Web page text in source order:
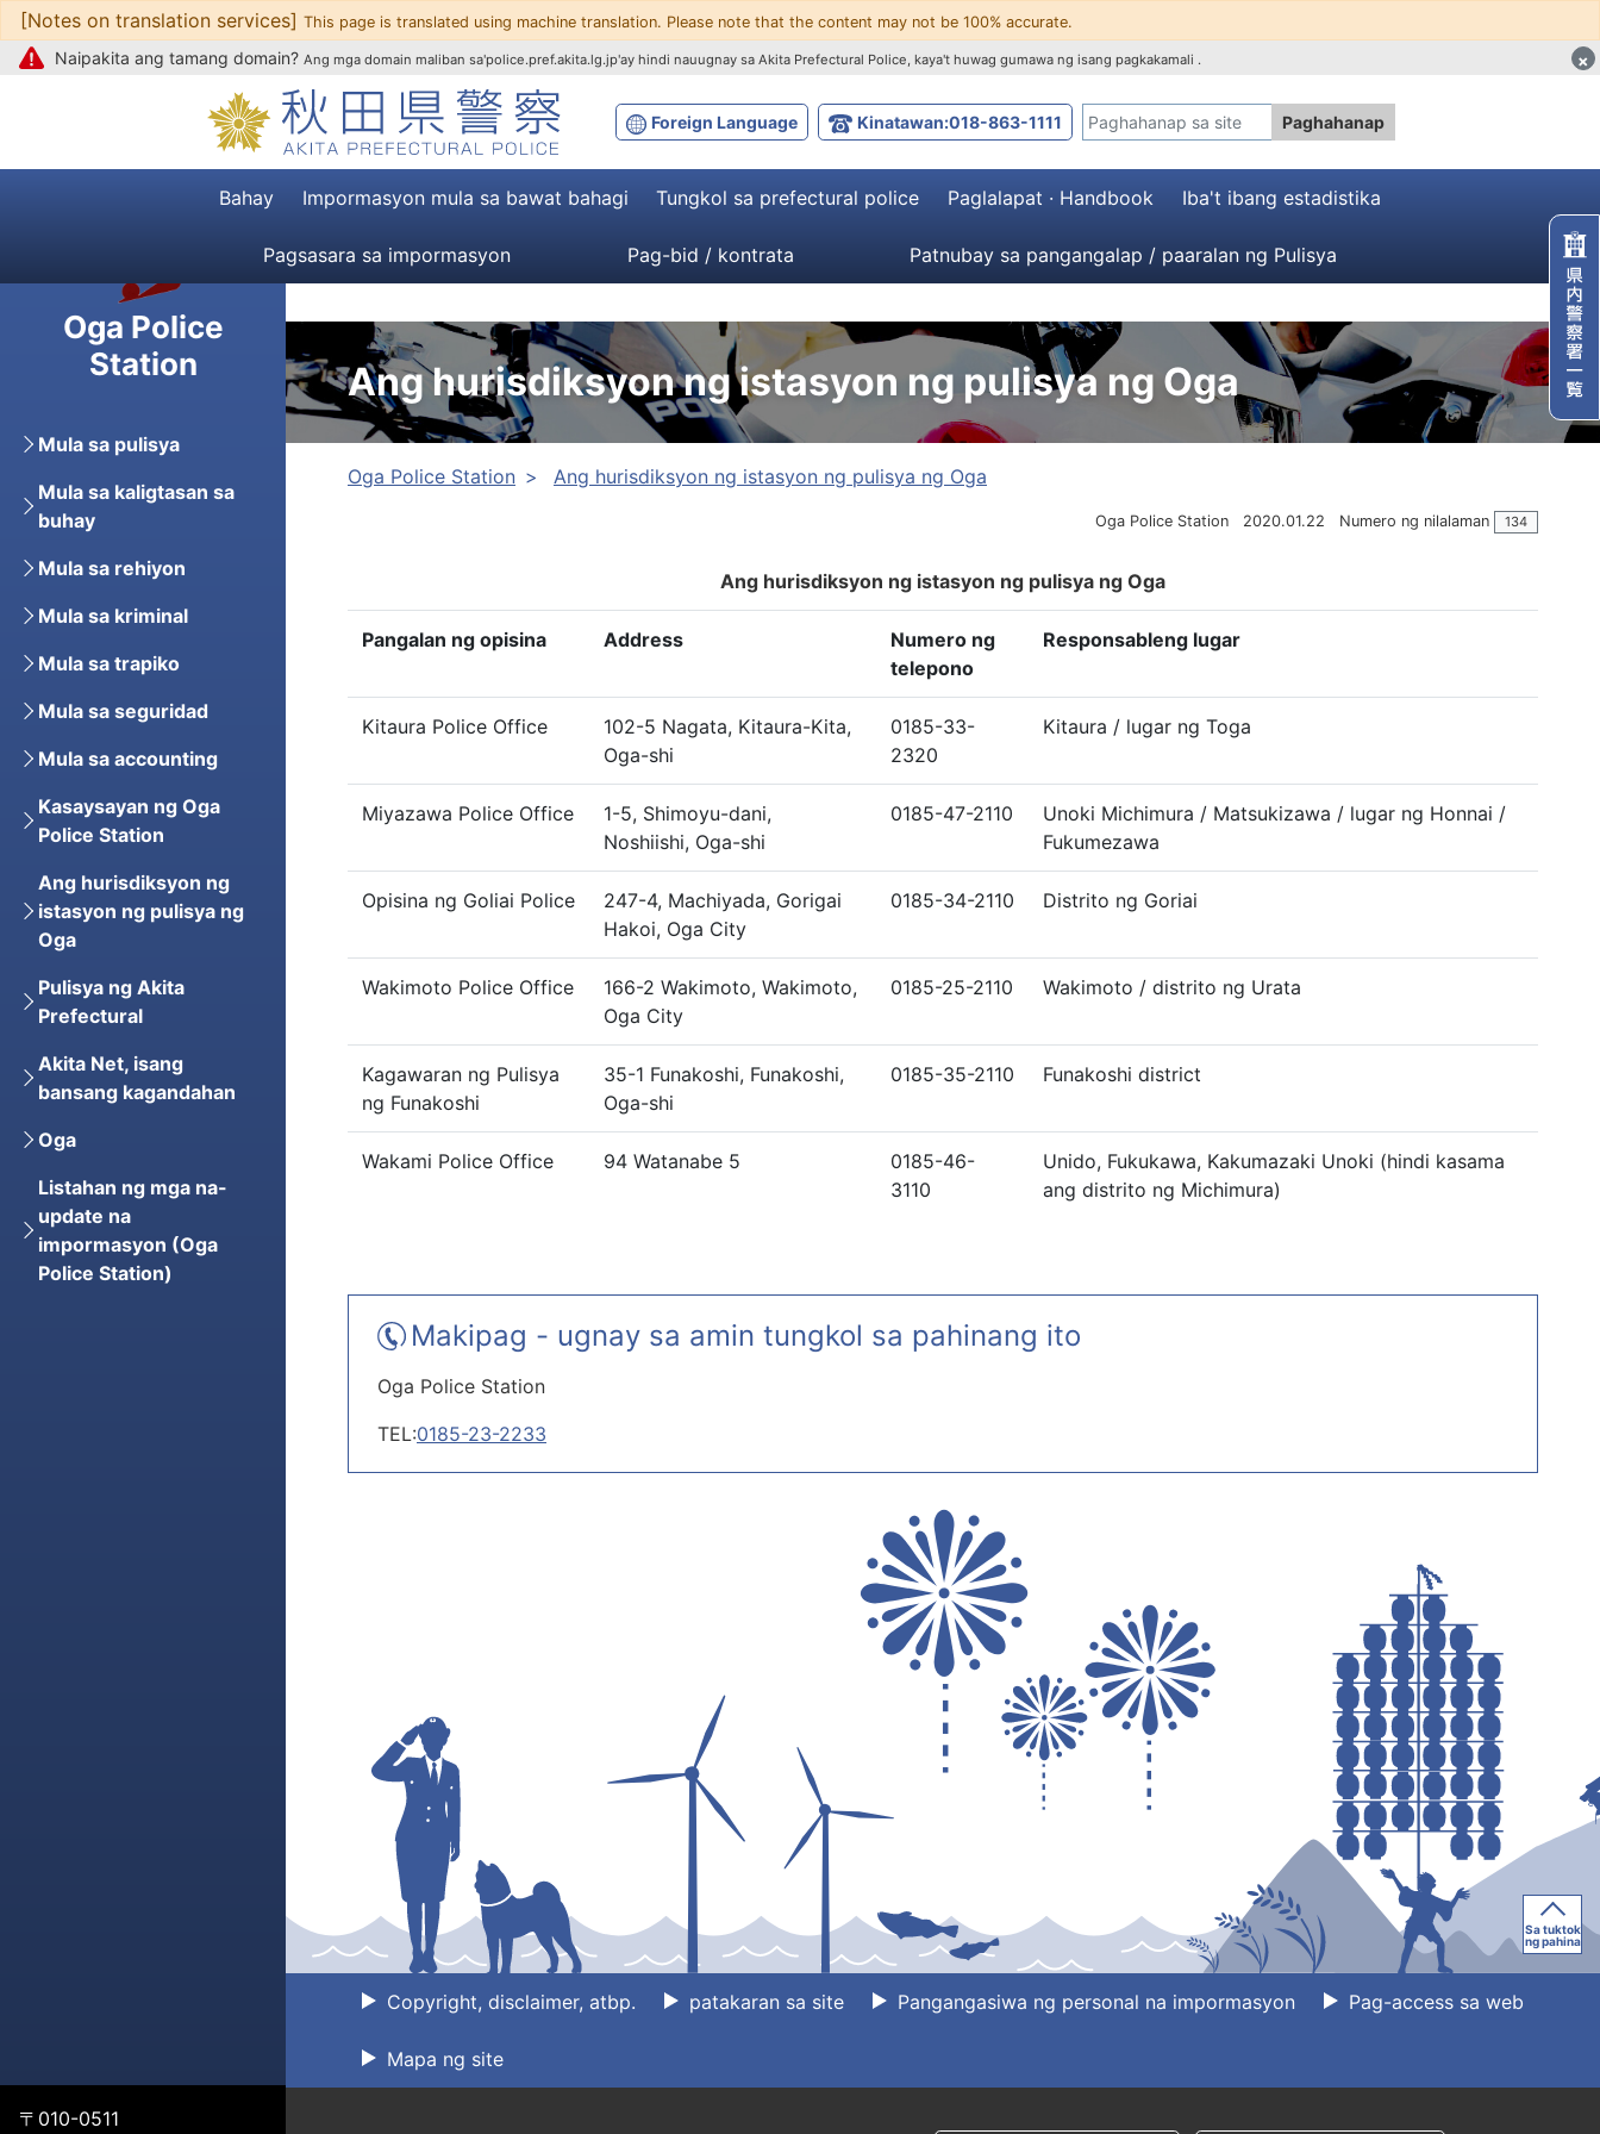
Upang mag-text
Foreign Language Kinatawan:018-863-1111 Paghahanap
Naipakita ang tamang domain? Ang mga domain maliban sa'police.pref.akita.lg.jp'ay hindi nauugnay sa Akita Prefectural Police, kaya't huwag gumawa ng isang pagkakamali . ×
[Notes on translation services] This page is translated using machine translation. Please note that the content may not be 100% accurate.
Bahay Impormasyon mula sa bawat bahagi Tungkol sa prefectural police Paglalapat · Handbook Iba't ibang estadistika
Pagsasara sa impormasyon Pag-bid / kontrata Patnubay sa pangangalap / paaralan ng Pulisya
Ang hurisdiksyon ng istasyon ng pulisya ng Oga
Oga Police Station Ang hurisdiksyon ng istasyon ng pulisya ng Oga
Oga Police Station 2020.01.22 Numero ng nilalaman 134
Ang hurisdiksyon ng istasyon ng pulisya ng Oga
Pangalan ng opisina Address
Numero ng
telepono
Responsableng lugar
Kitaura Police Office
102-5 Nagata, Kitaura-Kita,
Oga-shi
0185-33-
2320
Kitaura / lugar ng Toga
Miyazawa Police Office
1-5, Shimoyu-dani,
Noshiishi, Oga-shi
0185-47-2110
Unoki Michimura / Matsukizawa / lugar ng Honnai /
Fukumezawa
Opisina ng Goliai Police
247-4, Machiyada, Gorigai
Hakoi, Oga City
0185-34-2110 Distrito ng Goriai
Wakimoto Police Office
166-2 Wakimoto, Wakimoto,
Oga City
0185-25-2110 Wakimoto / distrito ng Urata
Kagawaran ng Pulisya
ng Funakoshi
35-1 Funakoshi, Funakoshi,
Oga-shi
0185-35-2110 Funakoshi district
Wakami Police Office 94 Watanabe 5
0185-46-
3110
Unido, Fukukawa, Kakumazaki Unoki (hindi kasama
ang distrito ng Michimura)
Makipag - ugnay sa amin tungkol sa pahinang ito
Oga Police Station
TEL:0185-23-2233
Oga Police
Station
Mula sa pulisya
Mula sa kaligtasan sa
buhay
Mula sa rehiyon
Mula sa kriminal
Mula sa trapiko
Mula sa seguridad
Mula sa accounting
Kasaysayan ng Oga
Police Station
Ang hurisdiksyon ng
istasyon ng pulisya ng
Oga
Pulisya ng Akita
Prefectural
Akita Net, isang
bansang kagandahan
Oga
Listahan ng mga na-
update na
impormasyon (Oga
Police Station)
〒010-0511
Copyright, disclaimer, atbp. patakaran sa site Pangangasiwa ng personal na impormasyon Pag-access sa web
Mapa ng site
Sa tuktok
ng pahina